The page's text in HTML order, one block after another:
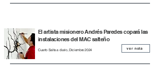
El artista misionero Andrés Paredes copará las
instalaciones del MAC salteño
Cuarto Salta a diario, Diciembre 2024 ver nota